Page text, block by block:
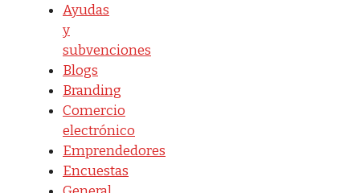
Ayudas
y
subvenciones
Blogs
Branding
Comercio
electrónico
Emprendedores
Encuestas